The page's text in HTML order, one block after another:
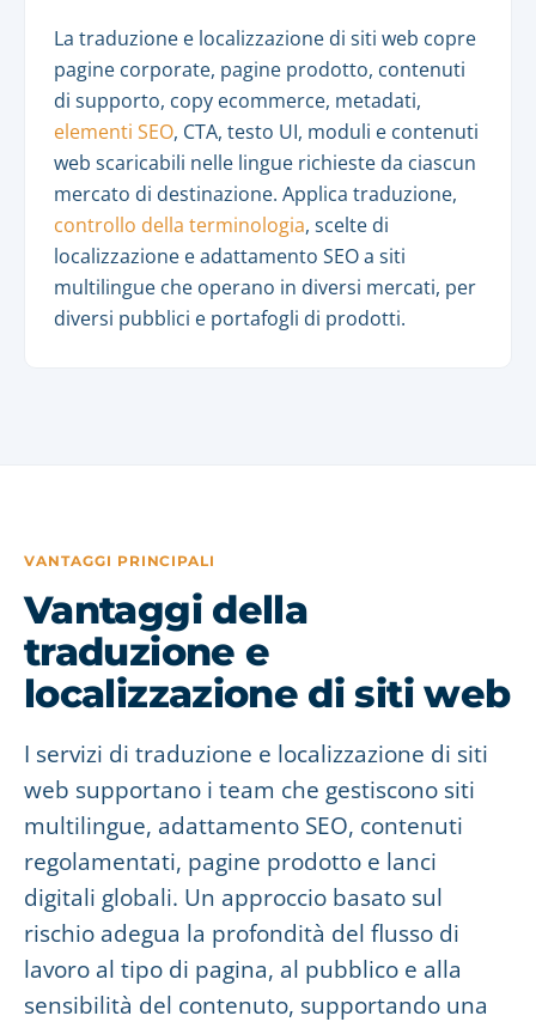
La traduzione e localizzazione di siti web copre
pagine corporate, pagine prodotto, contenuti
di supporto, copy ecommerce, metadati,
elementi SEO, CTA, testo UI, moduli e contenuti
web scaricabili nelle lingue richieste da ciascun
mercato di destinazione. Applica traduzione,
controllo della terminologia, scelte di
localizzazione e adattamento SEO a siti
multilingue che operano in diversi mercati, per
diversi pubblici e portafogli di prodotti.
VANTAGGI PRINCIPALI
Vantaggi della
traduzione e
localizzazione di siti web
I servizi di traduzione e localizzazione di siti
web supportano i team che gestiscono siti
multilingue, adattamento SEO, contenuti
regolamentati, pagine prodotto e lanci
digitali globali. Un approccio basato sul
rischio adegua la profondità del flusso di
lavoro al tipo di pagina, al pubblico e alla
sensibilità del contenuto, supportando una